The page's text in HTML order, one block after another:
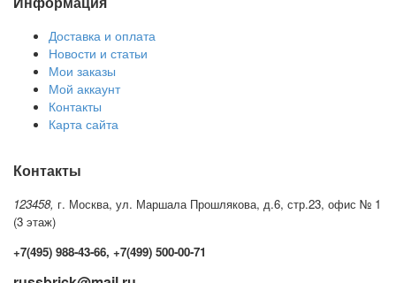
Доставка и оплата
Новости и статьи
Мои заказы
Мой аккаунт
Контакты
Карта сайта
Контакты
123458, г. Москва, ул. Маршала Прошлякова, д.6, стр.23, офис № 1
(3 этаж)
+7(495) 988-43-66, +7(499) 500-00-71